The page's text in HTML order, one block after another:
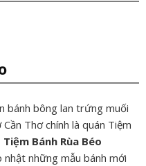
bánh bông lan trứng muối
Thơ chính là quán Tiệm
Tiệm Bánh Rùa Béo
những mẫu bánh mới